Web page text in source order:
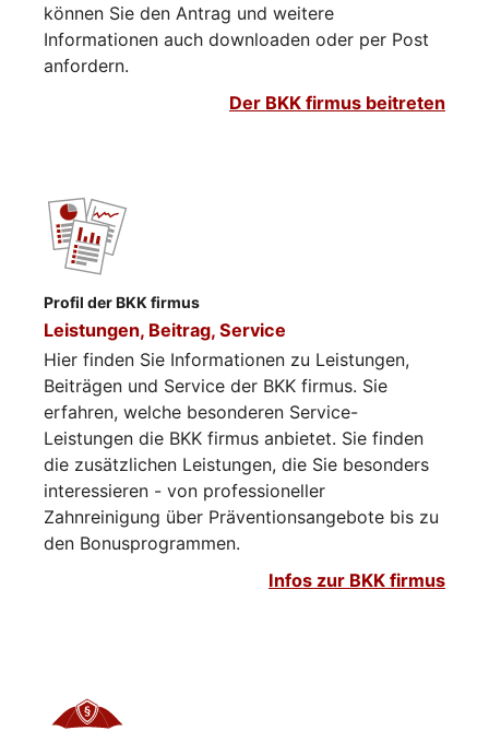
können Sie den Antrag und weitere
Informationen auch downloaden oder per Post
anfordern.
Der BKK firmus beitreten
Profil der BKK firmus
Leistungen, Beitrag, Service
Hier finden Sie Informationen zu Leistungen,
Beiträgen und Service der BKK firmus. Sie
erfahren, welche besonderen Service-
Leistungen die BKK firmus anbietet. Sie finden
die zusätzlichen Leistungen, die Sie besonders
interessieren - von professioneller
Zahnreinigung über Präventionsangebote bis zu
den Bonusprogrammen.
Infos zur BKK firmus